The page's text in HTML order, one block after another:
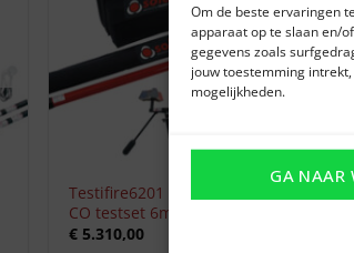
Om de beste ervaringen
apparaat op te slaan en/
gegevens zoals
jouw toestemming
mogelijkheden.
GA NAAR
Testifire6201 Rook, Therm. &
CO testset 6m*.
€5.310,00